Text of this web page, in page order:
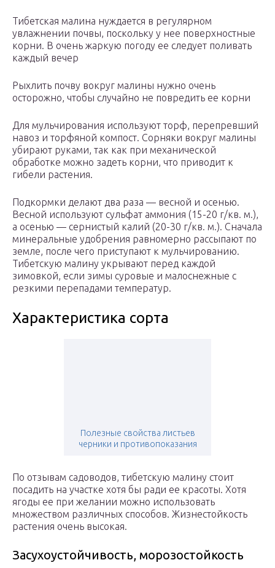
Тибетская малина нуждается в регулярном
увлажнении почвы, поскольку у нее поверхностные
корни. В очень жаркую погоду ее следует поливать
каждый вечер
Рыхлить почву вокруг малины нужно очень
осторожно, чтобы случайно не повредить ее корни
Для мульчирования используют торф, перепревший
навоз и торфяной компост. Сорняки вокруг малины
убирают руками, так как при механической
обработке можно задеть корни, что приводит к
гибели растения.
Подкормки делают два раза — весной и осенью.
Весной используют сульфат аммония (15-20 г/кв. м.),
а осенью — сернистый калий (20-30 г/кв. м.). Сначала
минеральные удобрения равномерно рассыпают по
земле, после чего приступают к мульчированию.
Тибетскую малину укрывают перед каждой
зимовкой, если зимы суровые и малоснежные с
резкими перепадами температур.
Характеристика сорта
Полезные свойства листьев
черники и противопоказания
По отзывам садоводов, тибетскую малину стоит
посадить на участке хотя бы ради ее красоты. Хотя
ягоды ее при желании можно использовать
множеством различных способов. Жизнестойкость
растения очень высокая.
Засухоустойчивость, морозостойкость